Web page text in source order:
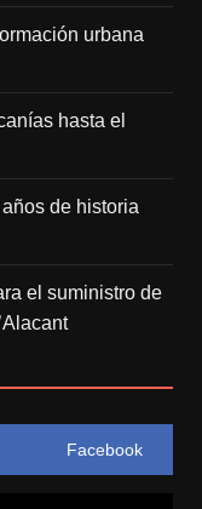
urbana
hasta el
de historia
el suministro de
Facebook